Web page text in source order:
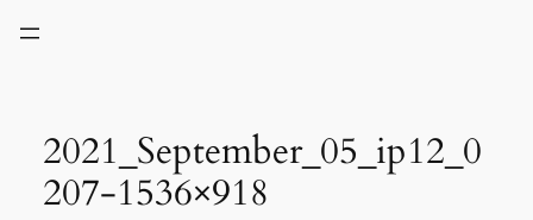
2021_September_05_ip12_0
207-1536×918